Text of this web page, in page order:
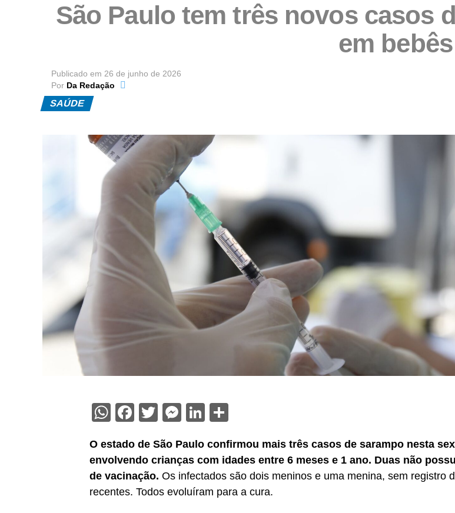
São Paulo tem três novos casos
em bebês
Publicado em 26 de junho de 2026
Por Da Redação
SAÚDE
WhatsApp
Facebook
Twitter
Messenger
LinkedIn
O estado de São Paulo confirmou mais três casos de sarampo nesta
envolvendo crianças com idades entre 6 meses e 1 ano. Duas não
de vacinação. Os infectados são dois meninos e uma menina, sem registro
recentes. Todos evoluíram para a cura.